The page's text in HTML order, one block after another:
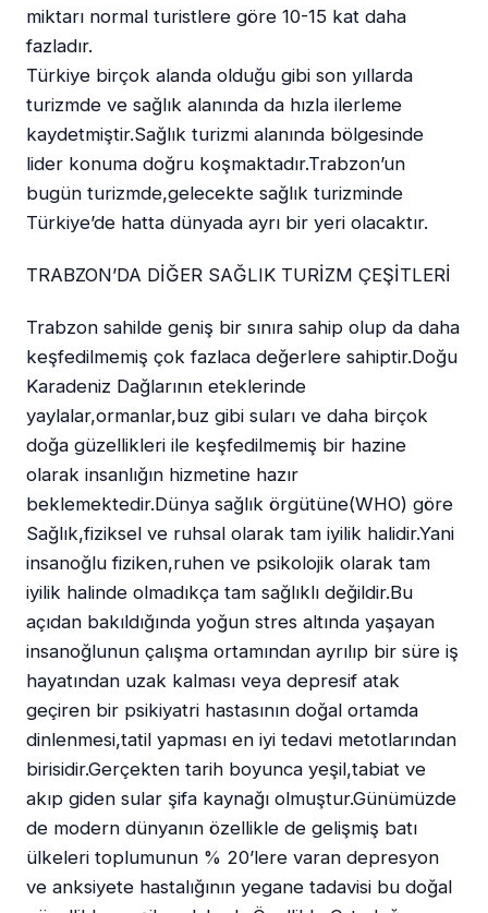
miktarı normal turistlere göre 10-15 kat daha
fazladır.
Türkiye birçok alanda olduğu gibi son yıllarda
turizmde ve sağlık alanında da hızla ilerleme
kaydetmiştir.Sağlık turizmi alanında bölgesinde
lider konuma doğru koşmaktadır.Trabzon’un
bugün turizmde,gelecekte sağlık turizminde
Türkiye’de hatta dünyada ayrı bir yeri olacaktır.
TRABZON’DA DİĞER SAĞLIK TURİZM ÇEŞİTLERİ
Trabzon sahilde geniş bir sınıra sahip olup da daha
keşfedilmemiş çok fazlaca değerlere sahiptir.Doğu
Karadeniz Dağlarının eteklerinde
yaylalar,ormanlar,buz gibi suları ve daha birçok
doğa güzellikleri ile keşfedilmemiş bir hazine
olarak insanlığın hizmetine hazır
beklemektedir.Dünya sağlık örgütüne(WHO) göre
Sağlık,fiziksel ve ruhsal olarak tam iyilik halidir.Yani
insanoğlu fiziken,ruhen ve psikolojik olarak tam
iyilik halinde olmadıkça tam sağlıklı değildir.Bu
açıdan bakıldığında yoğun stres altında yaşayan
insanoğlunun çalışma ortamından ayrılıp bir süre iş
hayatından uzak kalması veya depresif atak
geçiren bir psikiyatri hastasının doğal ortamda
dinlenmesi,tatil yapması en iyi tedavi metotlarından
birisidir.Gerçekten tarih boyunca yeşil,tabiat ve
akıp giden sular şifa kaynağı olmuştur.Günümüzde
de modern dünyanın özellikle de gelişmiş batı
ülkeleri toplumunun % 20’lere varan depresyon
ve anksiyete hastalığının yegane tadavisi bu doğal